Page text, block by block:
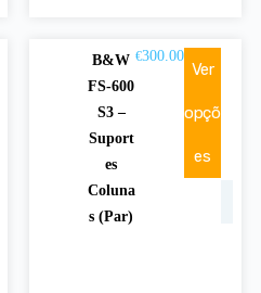
B&W
FS-600
S3 –
Suport
es
Coluna
s (Par)
€300.00
Ver
opçõ
es